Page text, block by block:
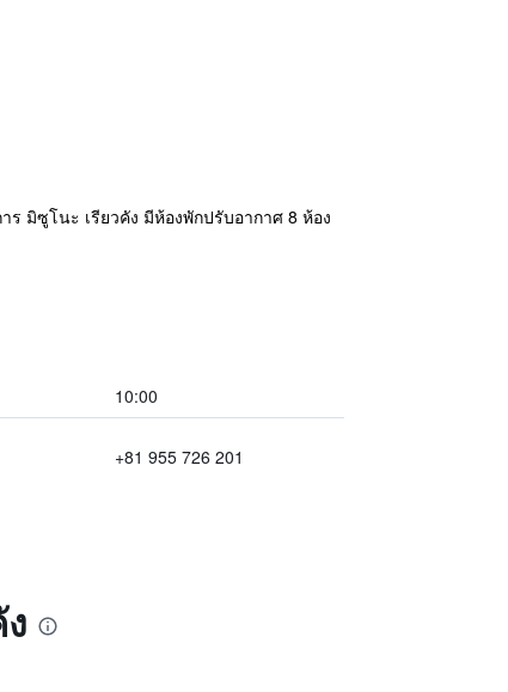
มิซูโนะ เรียวคัง มีห้องพักปรับอากาศ 8 ห้อง
10:00
+81 955 726 201